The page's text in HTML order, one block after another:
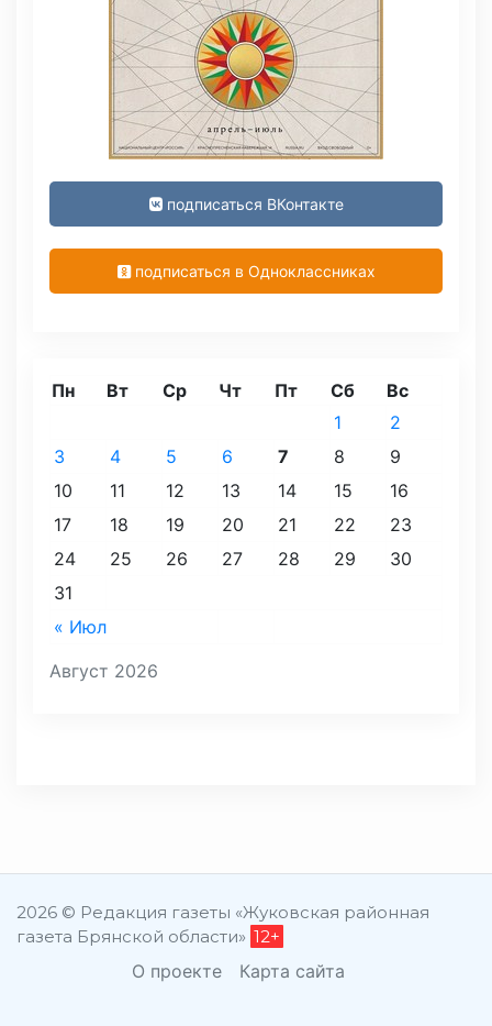
подписаться ВКонтакте
подписаться в Одноклассниках
Август 2026
Пн Вт Ср Чт Пт Сб Вс
« Июл
1
2
3
4 5 6 7 8
9
10
11 12 13 14 15
16
17
18 19 20 21 22
23
24
25 26 27 28 29
30
31
2026 © Редакция газеты «Жуковская районная
газета Брянской области» 12+
О проекте Карта сайта